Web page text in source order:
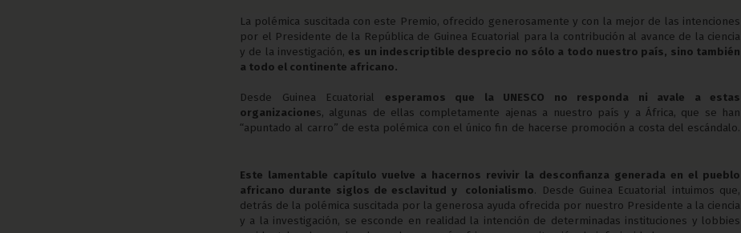
La polémica suscitada con este Premio, ofrecido generosamente y con la mejor de las intenciones
por el Presidente de la República de Guinea Ecuatorial para la contribución al avance de la ciencia
y de la investigación, es un indescriptible desprecio no sólo a todo nuestro país, sino también
a todo el continente africano.
Desde Guinea Ecuatorial esperamos que la UNESCO no responda ni avale a estas
organizaciones, algunas de ellas completamente ajenas a nuestro país y a África, que se han
“apuntado al carro” de esta polémica con el único fin de hacerse promoción a costa del escándalo.
Este lamentable capítulo vuelve a hacernos revivir la desconfianza generada en el pueblo
africano durante siglos de esclavitud y colonialismo. Desde Guinea Ecuatorial intuimos que,
detrás de la polémica suscitada por la generosa ayuda ofrecida por nuestro Presidente a la ciencia
y a la investigación, se esconde en realidad la intención de determinadas instituciones y lobbies